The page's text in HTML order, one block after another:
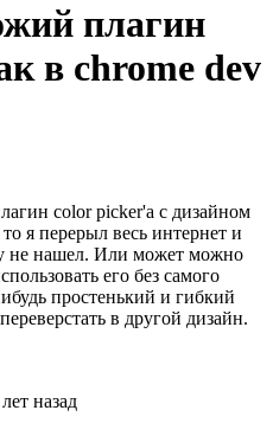
плагин
в chrome dev
color picker'a с дизайном
я перерыл весь интернет и
не нашел. Или может можно
его без самого
простенький и гибкий
в другой дизайн.
назад